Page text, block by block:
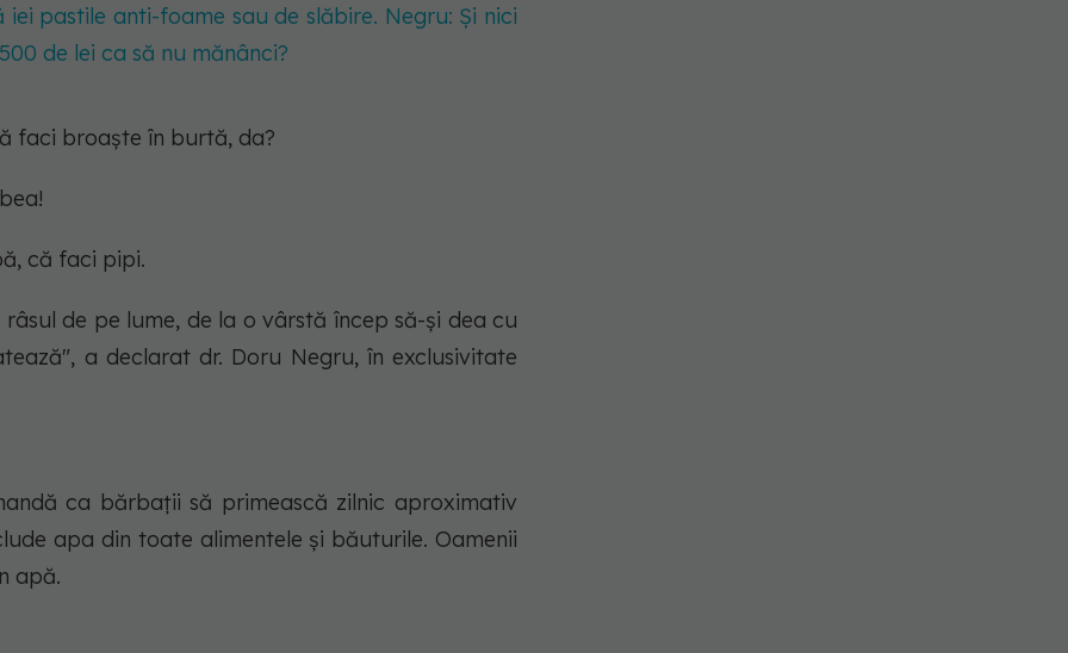
pastile anti-foame sau de slăbire. Negru: Și nici
de lei ca să nu mănânci?
faci broaște în burtă, da?
că faci pipi.
de pe lume, de la o vârstă încep să-și dea cu
a declarat dr. Doru Negru, în exclusivitate
ca bărbații să primească zilnic aproximativ
apa din toate alimentele și băuturile. Oamenii
apă.